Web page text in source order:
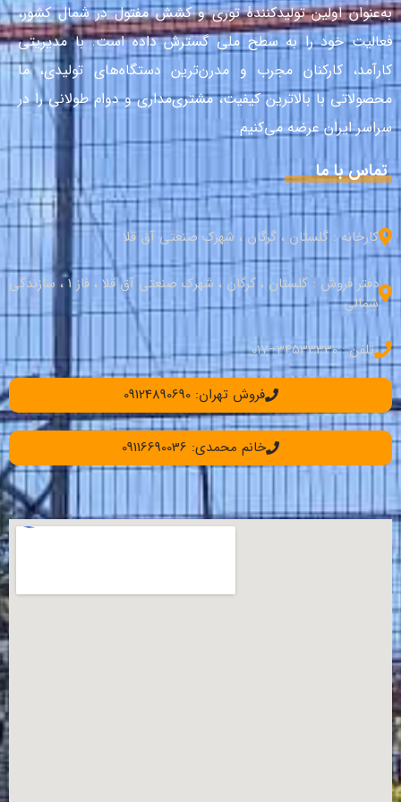
به‌عنوان اولین تولیدکنندهٔ توری و کشش مفتول در شمال کشور،
فعالیت خود را به سطح ملی گسترش داده است. با مدیریتی
کارآمد، کارکنان مجرب و مدرن‌ترین دستگاه‌های تولیدی، ما
محصولاتی با بالاترین کیفیت، مشتری‌مداری و دوام طولانی را در
سراسر ایران عرضه می‌کنیم.
تماس با ما
کارخانه : گلستان ، گرگان ، شهرک صنعتی آق قلا
دفتر فروش : گلستان ، گرگان ، شهرک صنعتی آق قلا ، فاز 1 ، سازندگی
شمالی
تلفن : 34533330–017
فروش تهران: 09124890690
خانم محمدی: 09116690036